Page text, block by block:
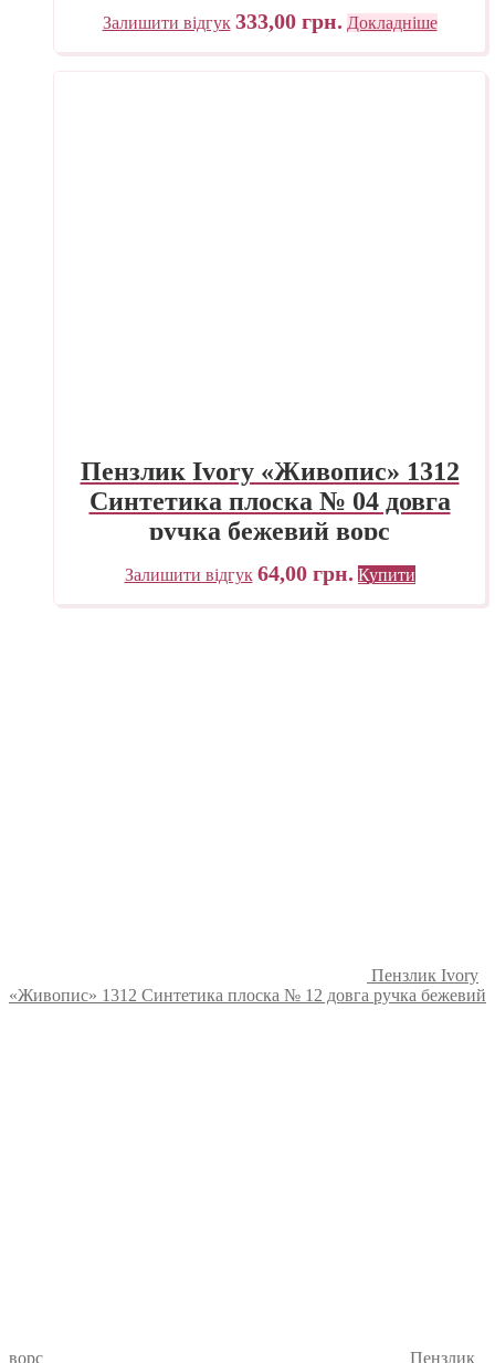
Залишити відгук 333,00 грн. Докладніше
Пензлик Ivory «Живопис» 1312
Синтетика плоска № 04 довга
ручка бежевий ворс
Залишити відгук 64,00 грн. Купити
Пензлик Ivory
«Живопис» 1312 Синтетика плоска № 12 довга ручка бежевий
ворс
Пензлик